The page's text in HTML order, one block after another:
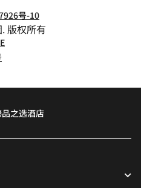
号-10
版权所有
之选酒店